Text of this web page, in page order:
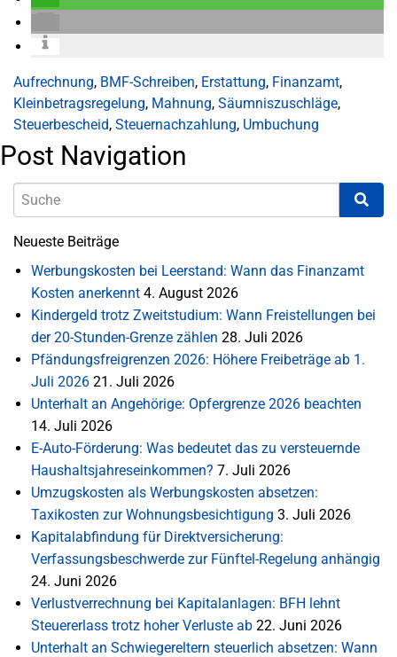
Aufrechnung, BMF-Schreiben, Erstattung, Finanzamt,
Kleinbetragsregelung, Mahnung, Säumniszuschläge,
Steuerbescheid, Steuernachzahlung, Umbuchung
Post Navigation
Neueste Beiträge
Werbungskosten bei Leerstand: Wann das Finanzamt
Kosten anerkennt 4. August 2026
Kindergeld trotz Zweitstudium: Wann Freistellungen bei
der 20-Stunden-Grenze zählen 28. Juli 2026
Pfändungsfreigrenzen 2026: Höhere Freibeträge ab 1.
Juli 2026 21. Juli 2026
Unterhalt an Angehörige: Opfergrenze 2026 beachten
14. Juli 2026
E-Auto-Förderung: Was bedeutet das zu versteuernde
Haushaltsjahreseinkommen? 7. Juli 2026
Umzugskosten als Werbungskosten absetzen:
Taxikosten zur Wohnungsbesichtigung 3. Juli 2026
Kapitalabfindung für Direktversicherung:
Verfassungsbeschwerde zur Fünftel-Regelung anhängig
24. Juni 2026
Verlustverrechnung bei Kapitalanlagen: BFH lehnt
Steuererlass trotz hoher Verluste ab 22. Juni 2026
Unterhalt an Schwiegereltern steuerlich absetzen: Wann